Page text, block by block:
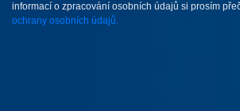
informací o zpracování osobních údajů si prosím
ochrany osobních údajů.